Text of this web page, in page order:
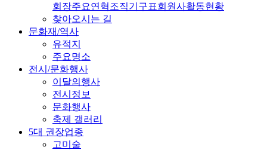
회장주요연혁조직기구표회원사활동현황
찾아오시는 길
문화재/역사
유적지
주요명소
전시/문화행사
이달의행사
전시정보
문화행사
축제 갤러리
5대 권장업종
고미술